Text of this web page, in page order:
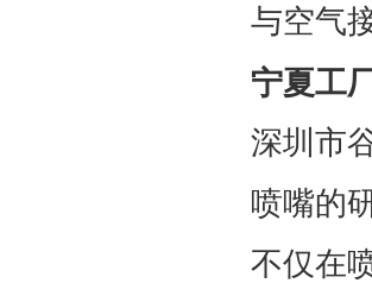
与空气
宁夏工
深圳市
喷嘴的
不仅在